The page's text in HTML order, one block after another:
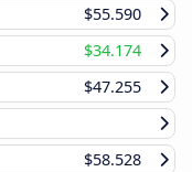
$55.590
$34.174
$47.255
$58.528